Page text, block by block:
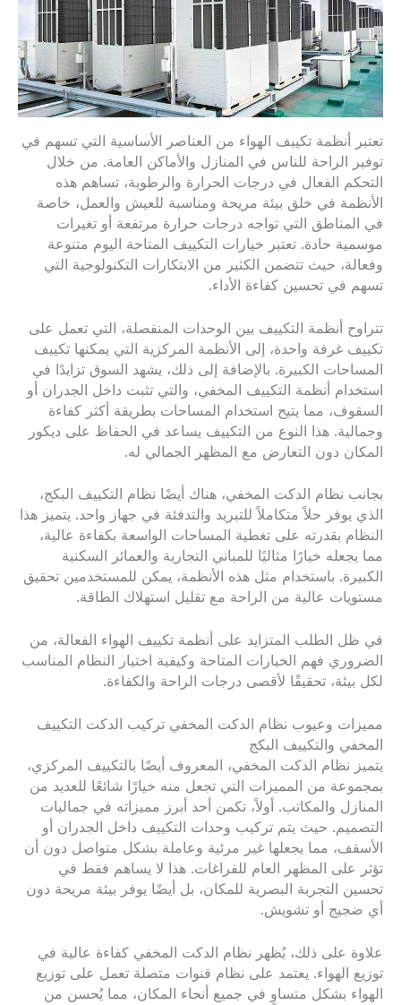
تعتبر أنظمة تكييف الهواء من العناصر الأساسية التي تسهم في
توفير الراحة للناس في المنازل والأماكن العامة. من خلال
التحكم الفعال في درجات الحرارة والرطوبة، تساهم هذه
الأنظمة في خلق بيئة مريحة ومناسبة للعيش والعمل، خاصة
في المناطق التي تواجه درجات حرارة مرتفعة أو تغيرات
موسمية حادة. تعتبر خيارات التكييف المتاحة اليوم متنوعة
وفعالة، حيث تتضمن الكثير من الابتكارات التكنولوجية التي
تسهم في تحسين كفاءة الأداء.
تتراوح أنظمة التكييف بين الوحدات المنفصلة، التي تعمل على
تكييف غرفة واحدة، إلى الأنظمة المركزية التي يمكنها تكييف
المساحات الكبيرة. بالإضافة إلى ذلك، يشهد السوق تزايدًا في
استخدام أنظمة التكييف المخفي، والتي تثبت داخل الجدران أو
السقوف، مما يتيح استخدام المساحات بطريقة أكثر كفاءة
وجمالية. هذا النوع من التكييف يساعد في الحفاظ على ديكور
المكان دون التعارض مع المظهر الجمالي له.
بجانب نظام الدكت المخفي، هناك أيضًا نظام التكييف البكج،
الذي يوفر حلاً متكاملاً للتبريد والتدفئة في جهاز واحد. يتميز هذا
النظام بقدرته على تغطية المساحات الواسعة بكفاءة عالية،
مما يجعله خيارًا مثاليًا للمباني التجارية والعمائر السكنية
الكبيرة. باستخدام مثل هذه الأنظمة، يمكن للمستخدمين تحقيق
مستويات عالية من الراحة مع تقليل استهلاك الطاقة.
في ظل الطلب المتزايد على أنظمة تكييف الهواء الفعالة، من
الضروري فهم الخيارات المتاحة وكيفية اختيار النظام المناسب
لكل بيئة، تحقيقًا لأقصى درجات الراحة والكفاءة.
مميزات وعيوب نظام الدكت المخفي تركيب الدكت التكييف
المخفي والتكييف البكج
يتميز نظام الدكت المخفي، المعروف أيضًا بالتكييف المركزي،
بمجموعة من المميزات التي تجعل منه خيارًا شائعًا للعديد من
المنازل والمكاتب. أولاً، تكمن أحد أبرز مميزاته في جماليات
التصميم. حيث يتم تركيب وحدات التكييف داخل الجدران أو
الأسقف، مما يجعلها غير مرئية وعاملة بشكل متواصل دون أن
تؤثر على المظهر العام للفراغات. هذا لا يساهم فقط في
تحسين التجربة البصرية للمكان، بل أيضًا يوفر بيئة مريحة دون
أي ضجيج أو تشويش.
علاوة على ذلك، يُظهر نظام الدكت المخفي كفاءة عالية في
توزيع الهواء. يعتمد على نظام قنوات متصلة تعمل على توزيع
الهواء بشكل متساوٍ في جميع أنحاء المكان، مما يُحسن من